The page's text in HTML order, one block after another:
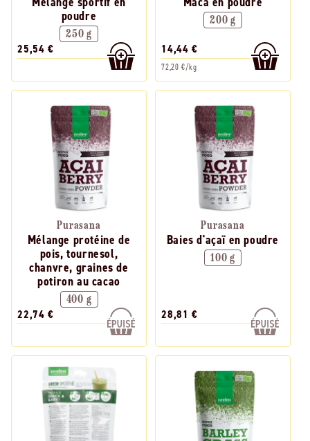
poudre
250 g
25,54 €
200 g
14,44 €
72,20 €/kg
Purasana
Mélange protéine de
pois, tournesol,
chanvre, graines de
potiron au cacao
400 g
22,74 €
Purasana
Baies d'açaï en poudre
100 g
28,81 €